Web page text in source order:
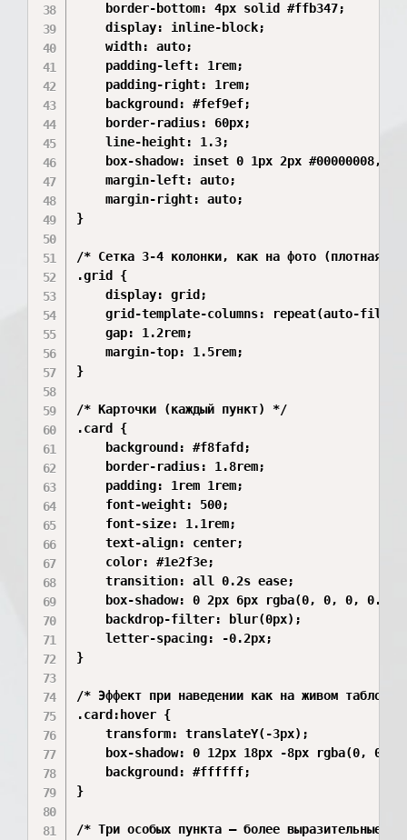
    border-bottom: 4px solid #ffb347;
    display: inline-block;
    width: auto;
    padding-left: 1rem;
    padding-right: 1rem;
    background: #fef9ef;
    border-radius: 60px;
    line-height: 1.3;
box-shadow: inset 0 1px 2px #00000008, 0
    margin-left: auto;
    margin-right: auto;
}
/* Сетка 3-4 колонки, как на фото (плотная,
.grid {
    display: grid;
grid-template-columns: repeat(auto-fill,
    gap: 1.2rem;
    margin-top: 1.5rem;
}
/* Карточки (каждый пункт) */
.card {
    background: #f8fafd;
    border-radius: 1.8rem;
    padding: 1rem 1rem;
    font-weight: 500;
    font-size: 1.1rem;
    text-align: center;
    color: #1e2f3e;
    transition: all 0.2s ease;
box-shadow: 0 2px 6px rgba(0, 0, 0,
    backdrop-filter: blur(0px);
    letter-spacing: -0.2px;
}
/* Эффект при наведении как на живом табло */
.card:hover {
    transform: translateY(-3px);
box-shadow: 0 12px 18px -8px rgba(0, 0,
    background: #ffffff;
}
/* Три особых пункта — более